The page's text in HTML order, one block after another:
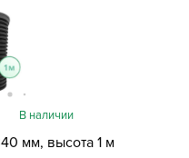
мм, высота 1 м
В наличии